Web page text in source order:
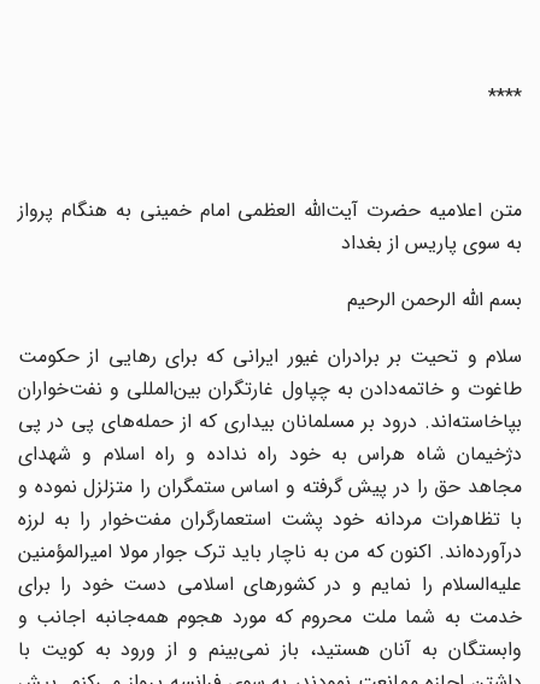
****
متن اعلامیه حضرت آیت‌الله العظمی امام خمینی به هنگام پرواز
به سوی پاریس از بغداد
بسم الله الرحمن الرحیم‌
سلام و تحیت بر برادران غیور ایرانی که برای رهایی از حکومت
طاغوت و خاتمه‌دادن به چپاول غارتگران بین‌المللی و نفت‌خواران
بپاخاسته‌اند. درود بر مسلمانان بیداری که از حمله‌های پی در پی
دژخیمان شاه هراس به خود راه نداده و راه اسلام و شهدای
مجاهد حق را در پیش گرفته و اساس ستمگران را متزلزل نموده و
با تظاهرات مردانه خود پشت استعمارگران مفت‌خوار را به لرزه
درآورده‌اند. اکنون که من به ناچار باید ترک جوار مولا امیرالمؤمنین
علیه‌السلام را نمایم و در کشورهای اسلامی دست خود را برای
خدمت به شما ملت محروم که مورد هجوم همه‌جانبه اجانب و
وابستگان به آنان هستید، باز نمی‌بینم و از ورود به کویت با